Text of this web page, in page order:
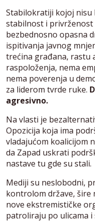
Stabilokratiji kojoj nisu
stabilnost i privrženost
bezbednosno opasna
ispitivanja javnog
trećina građana, rastu
raspoloženja, nema
nema poverenja u
za liderom tvrde ruke.
agresivno.
Na vlasti je
Opozicija koja ima
vladajućom koalicijom
da Zapad uskrati
nastave tu gde su stali.
Mediji su neslobodni,
kontrolom države, šire
nove ekstremističke
patroliraju po ulicama i